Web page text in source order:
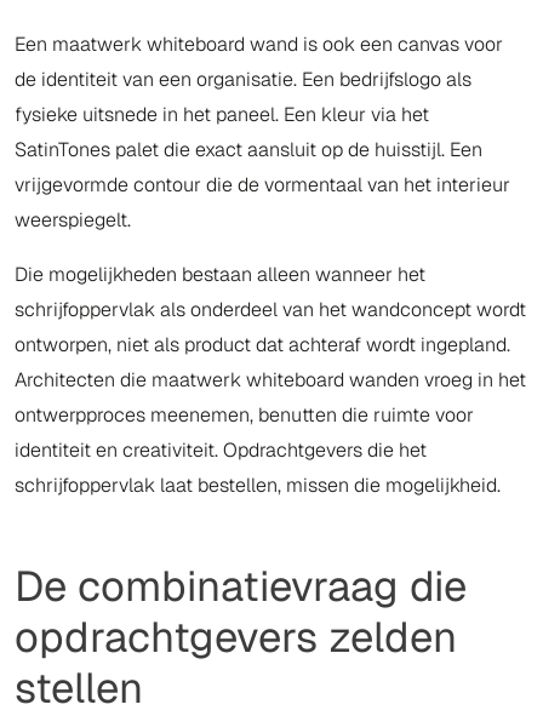
Een maatwerk whiteboard wand is ook een canvas voor
de identiteit van een organisatie. Een bedrijfslogo als
fysieke uitsnede in het paneel. Een kleur via het
SatinTones palet die exact aansluit op de huisstijl. Een
vrijgevormde contour die de vormentaal van het interieur
weerspiegelt.
Die mogelijkheden bestaan alleen wanneer het
schrijfoppervlak als onderdeel van het wandconcept wordt
ontworpen, niet als product dat achteraf wordt ingepland.
Architecten die maatwerk whiteboard wanden vroeg in het
ontwerpproces meenemen, benutten die ruimte voor
identiteit en creativiteit. Opdrachtgevers die het
schrijfoppervlak laat bestellen, missen die mogelijkheid.
De combinatievraag die
opdrachtgevers zelden
stellen